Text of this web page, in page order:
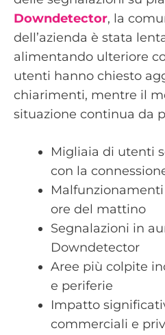
Downdetector, la
dell’azienda è stata
alimentando ulteriore
utenti hanno chiesto
chiarimenti, mentre il
situazione continua da
Migliaia di utenti
con la
ore del mattino
Segnalazioni in
Downdetector
Aree più colpite
e periferie
Impatto
commerciali e